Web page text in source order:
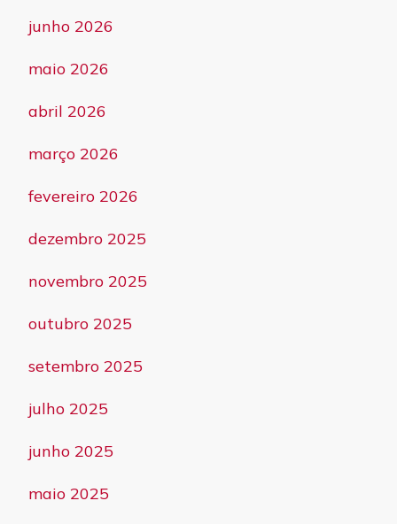
junho 2026
maio 2026
abril 2026
março 2026
fevereiro 2026
dezembro 2025
novembro 2025
outubro 2025
setembro 2025
julho 2025
junho 2025
maio 2025